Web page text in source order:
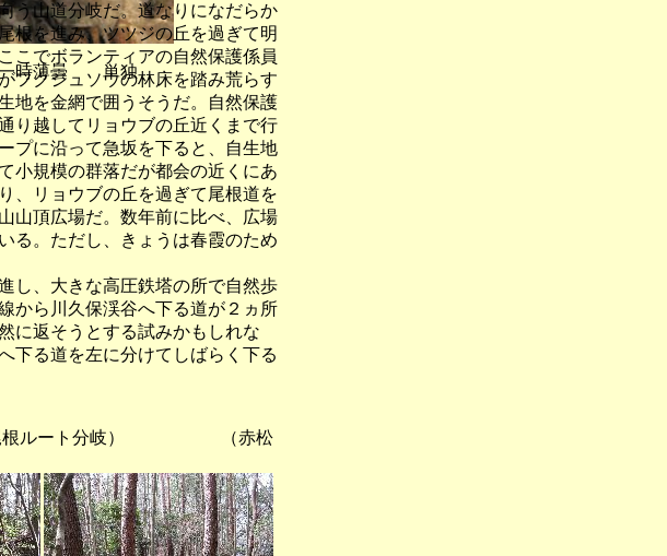
時薄曇 単独
う山道分岐だ。道なりになだらか
根を進み、ツツジの丘を過ぎて明
こでボランティアの自然保護係員
フクジュソウの林床を踏み荒らす
地を金網で囲うそうだ。自然保護
り越してリョウブの丘近くまで行
プに沿って急坂を下ると、自生地
小規模の群落だが都会の近くにあ
、リョウブの丘を過ぎて尾根道を
山頂広場だ。数年前に比べ、広場
る。ただし、きょうは春霞のため
し、大きな高圧鉄塔の所で自然歩
から川久保渓谷へ下る道が２ヵ所
に返そうとする試みかもしれな
下る道を左に分けてしばらく下る
ト分岐） （赤松